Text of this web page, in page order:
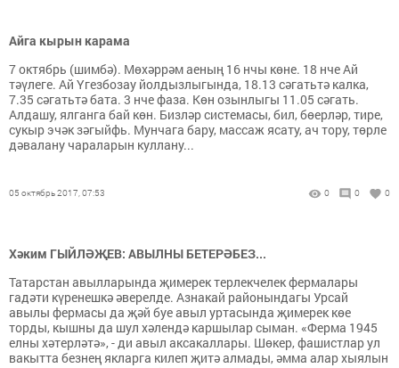
Айга кырын карама
7 октябрь (шимбә). Мөхәррәм аеның 16 нчы көне. 18 нче Ай
тәүлеге. Ай Үгезбозау йолдызлыгында, 18.13 сәгатьтә калка,
7.35 сәгатьтә бата. 3 нче фаза. Көн озынлыгы 11.05 сәгать.
Алдашу, ялганга бай көн. Бизләр сис­темасы, бил, бөерләр, тире,
сукыр эчәк зәгыйфь. Мунчага бару, массаж ясату, ач тору, төрле
дәвалану чараларын куллану...
05 октябрь 2017, 07:53 0 0 0
Хәким ГЫЙЛӘҖЕВ: АВЫЛНЫ БЕТЕРӘБЕЗ...
Татарстан авылларында җимерек терлекчелек фермалары
гадәти күренешкә әверелде. Азнакай районындагы Урсай
авылы фермасы да җәй буе авыл уртасында җимерек көе
торды, кышны да шул хәлендә каршылар сыман. «Ферма 1945
елны хәтерләтә», - ди авыл аксакаллары. Шөкер, фашистлар ул
вакытта безнең якларга килеп җитә алмады, әмма алар хыялын